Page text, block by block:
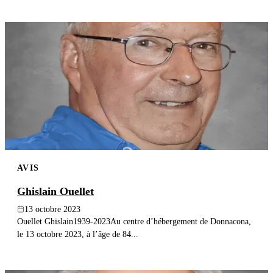
AVIS
Ghislain Ouellet
13 octobre 2023
Ouellet Ghislain1939-2023Au centre d’hébergement de Donnacona,
le 13 octobre 2023, à l’âge de 84...